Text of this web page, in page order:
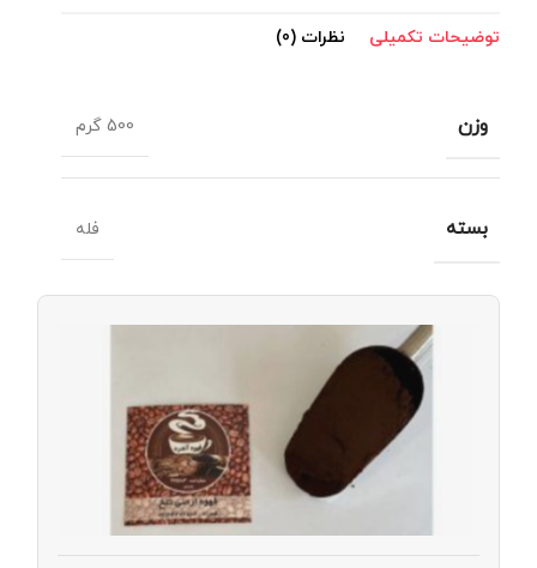
توضیحات تکمیلی نظرات (0)
وزن 500 گرم
بسته فله